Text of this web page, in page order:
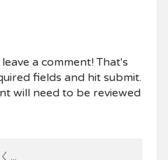
a comment! That's
fields and hit submit.
will need to be reviewed